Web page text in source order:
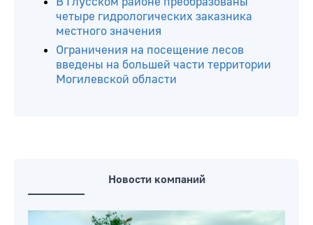
четыре гидрологических заказника
местного значения
Ограничения на посещение лесов
введены на большей части территории
Могилевской области
Новости компаний